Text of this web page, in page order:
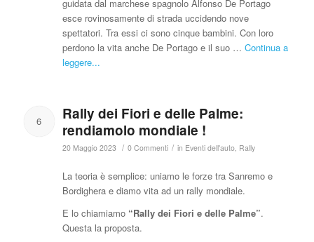
guidata dal marchese spagnolo Alfonso De Portago
esce rovinosamente di strada uccidendo nove
spettatori. Tra essi ci sono cinque bambini. Con loro
perdono la vita anche De Portago e il suo … Continua a
leggere...
6
Rally dei Fiori e delle Palme:
rendiamolo mondiale !
20 Maggio 2023 / 0 Commenti / in Eventi dell'auto, Rally
La teoria è semplice: uniamo le forze tra Sanremo e
Bordighera e diamo vita ad un rally mondiale.
E lo chiamiamo “Rally dei Fiori e delle Palme”.
Questa la proposta.